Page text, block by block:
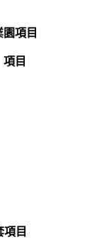
項目
目
項目